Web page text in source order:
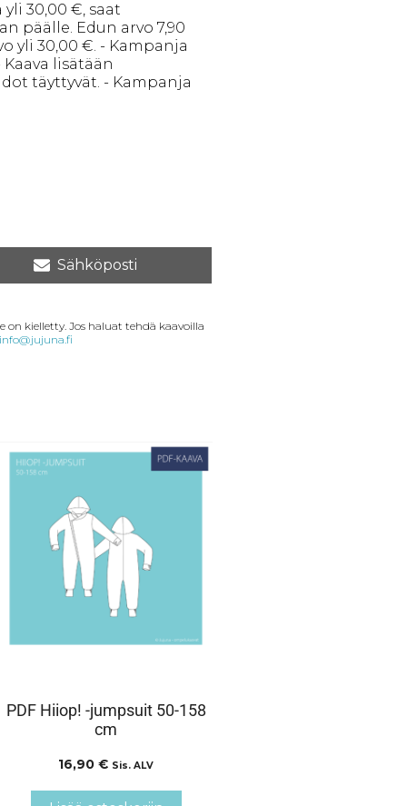
30,00 €, saat
päälle. Edun arvo 7,90
yli 30,00 €. - Kampanja
lisätään
täyttyvät. - Kampanja
Sähköposti
on kielletty. Jos haluat tehdä kaavoilla
info@jujuna.fi
PDF Hiiop! -jumpsuit 50-158
cm
16,90 € Sis. ALV